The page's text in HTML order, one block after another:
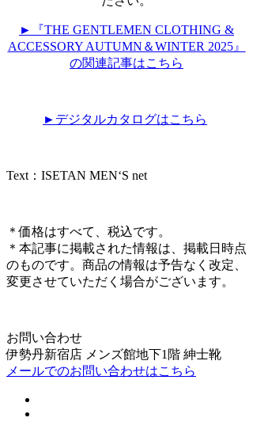
►『THE GENTLEMEN CLOTHING &
ACCESSORY AUTUMN＆WINTER 2025』
の関連記事はこちら
►デジタルカタログはこちら
Text：ISETAN MEN‘S net
＊価格はすべて、税込です。
＊本記事に掲載された情報は、掲載日時点
のものです。商品の情報は予告なく改定、
変更させていただく場合がございます。
お問い合わせ
伊勢丹新宿店 メンズ館地下1階 紳士靴
メールでのお問い合わせはこちら